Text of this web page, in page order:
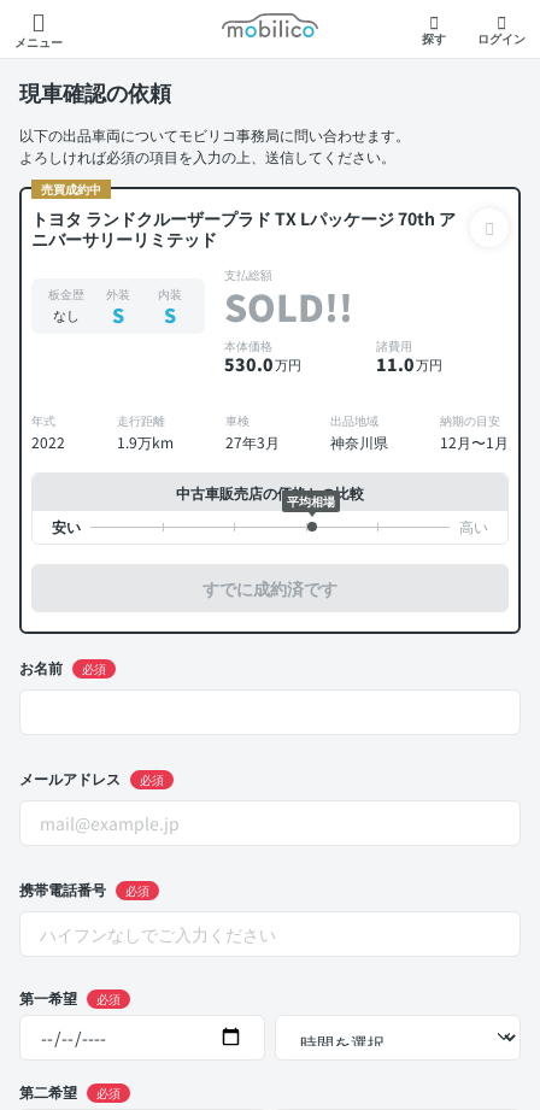
メニュー
モビリコ
探す ログイン
現車確認の依頼
以下の出品車両についてモビリコ事務局に問い合わせます。
よろしければ必須の項目を入力の上、送信してください。
売買成約中
トヨタ ランドクルーザープラド TX Lパッケージ 70th ア
ニバーサリーリミテッド
板金歴
なし
外装
S
内装
S
支払総額
SOLD!!
本体価格
530.0万円
諸費用
11.0万円
年式
2022
走行距離
1.9万km
車検
27年3月
出品地域
神奈川県
納期の目安
12月〜1月
中古車販売店の価格との比較
平均相場
すでに成約済です
お名前 必須
メールアドレス 必須
携帯電話番号 必須
第一希望 必須
第二希望 必須